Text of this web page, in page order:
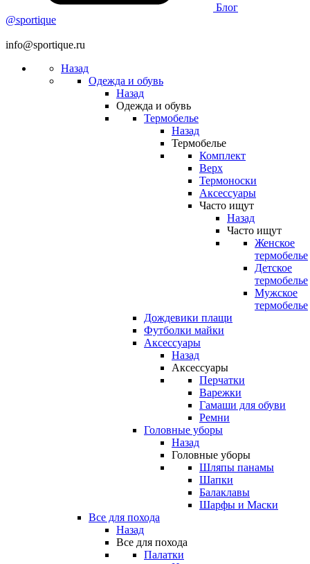
Блог
@sportique
info@sportique.ru
Назад
Одежда и обувь
Назад
Одежда и обувь
Термобелье
Назад
Термобелье
Комплект
Верх
Термоноски
Аксессуары
Часто ищут
Назад
Часто ищут
Женское
термобелье
Детское
термобелье
Мужское
термобелье
Дождевики плащи
Футболки майки
Аксессуары
Назад
Аксессуары
Перчатки
Варежки
Гамаши для обуви
Ремни
Головные уборы
Назад
Головные уборы
Шляпы панамы
Шапки
Балаклавы
Шарфы и Маски
Все для похода
Назад
Все для похода
Палатки